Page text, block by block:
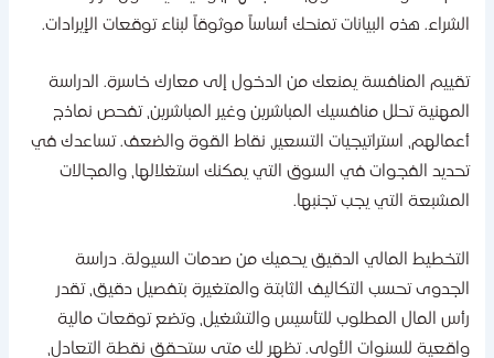
هذه البيانات تمنحك أساساً موثوقاً لبناء توقعات الإيرادات.
المنافسة يمنعك من الدخول إلى معارك خاسرة. الدراسة
تحلل منافسيك المباشرين وغير المباشرين، تفحص نماذج
استراتيجيات التسعير، نقاط القوة والضعف. تساعدك في
الفجوات في السوق التي يمكنك استغلالها، والمجالات
التي يجب تجنبها.
المالي الدقيق يحميك من صدمات السيولة. دراسة
تحسب التكاليف الثابتة والمتغيرة بتفصيل دقيق، تقدر
المال المطلوب للتأسيس والتشغيل، وتضع توقعات مالية
للسنوات الأولى. تظهر لك متى ستحقق نقطة التعادل،